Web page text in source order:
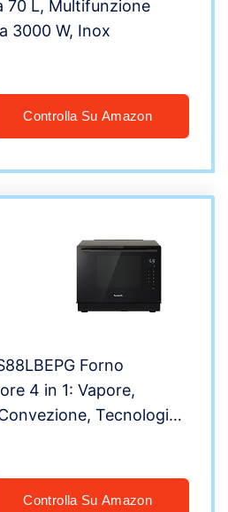
70 L, Multifunzione
3000 W, Inox
Controlla Su Amazon
Forno
4 in 1: Vapore,
Tecnologia
Automatici,
Controlla Su Amazon